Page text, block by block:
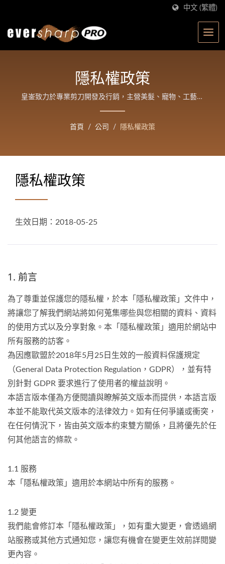
中文 (繁體)
隱私權政策
皇崟致力於專業剪刀開發及行銷，主營美髮、寵物、工藝、
園藝四大類產品，期許提供客戶與消費者好用、省力、美觀
首頁 / 公司 / 隱私權政策
隱私權政策
生效日期：2018-05-25
1. 前言
為了尊重並保護您的隱私權，於本「隱私權政策」文件中，
將讓您了解我們網站將如何蒐集哪些與您相關的資料、資料
的使用方式以及分享對象。本「隱私權政策」適用於網站中
所有服務的訪客。
為因應歐盟於2018年5月25日生效的一般資料保護規定
（General Data Protection Regulation，GDPR），並有特
別針對 GDPR 要求進行了使用者的權益說明。
本語言版本僅為方便閱讀與瞭解英文版本而提供，本語言版
本並不能取代英文版本的法律效力。如有任何爭議或衝突，
在任何情況下，皆由英文版本約束雙方關係，且將優先於任
何其他語言的條款。
1.1 服務
本「隱私權政策」適用於本網站中所有的服務。
1.2 變更
我們能會修訂本「隱私權政策」，如有重大變更，會透過網
站服務或其他方式通知您，讓您有機會在變更生效前詳閱變
更內容。